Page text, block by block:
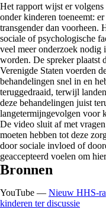
Het rapport wijst er
onder kinderen toeneemt:
transgender dan voorheen.
sociale of psychologische
veel meer onderzoek nodig
worden. De spreker plaatst
Verenigde Staten voerden
behandelingen snel in en
teruggedraaid, terwijl
deze behandelingen juist
langetermijngevolgen voor
De video sluit af met
moeten hebben tot deze
door sociale invloed of
geaccepteerd voelen om
Bronnen
YouTube — Nieuw HHS-
kinderen ter discussie